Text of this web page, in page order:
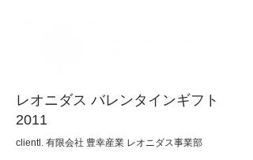
レオニダス バレンタインギフト
2011
clientl. 有限会社 豊幸産業 レオニダス事業部